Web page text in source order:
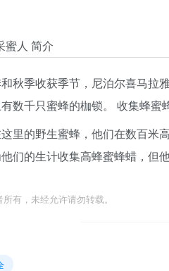
蜜人 简介
秋季收获季节，尼泊尔喜马拉
数千只蜜蜂的枷锁。 收集蜂蜜
里的野生蜜蜂，他们在数百米
们的生计收集高蜂蜜蜂蜡，但
有，未经允许请勿转载。